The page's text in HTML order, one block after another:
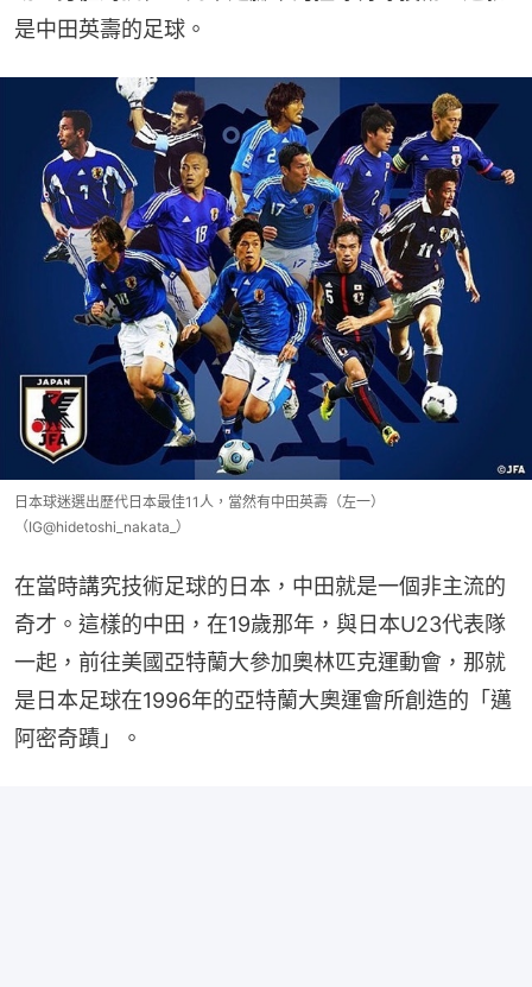
是中田英壽的足球。
日本球迷選出歷代日本最佳11人，當然有中田英壽（左一）
（IG@hidetoshi_nakata_）
在當時講究技術足球的日本，中田就是一個非主流的
奇才。這樣的中田，在19歲那年，與日本U23代表隊
一起，前往美國亞特蘭大參加奧林匹克運動會，那就
是日本足球在1996年的亞特蘭大奧運會所創造的「邁
阿密奇蹟」。